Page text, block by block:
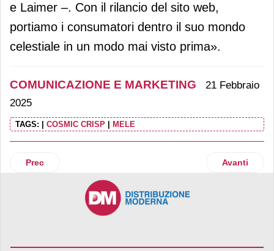
e Laimer –. Con il rilancio del sito web,
portiamo i consumatori dentro il suo mondo
celestiale in un modo mai visto prima».
COMUNICAZIONE E MARKETING
21 Febbraio
2025
TAGS: COSMIC CRISP MELE
Articolo precedente: Di Marco celebra la pinsa romana
Prec Articolo
Avanti